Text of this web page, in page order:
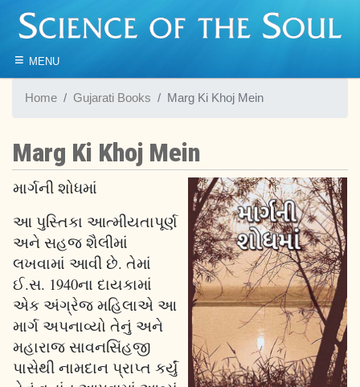
≡ MENU
Home Gujarati Books Marg Ki Khoj Mein
Marg Ki Khoj Mein
માર્ગની શોધમાં
આ પુસ્તિકા આત્મીયતાપૂર્ણ
અને સહજ શૈલીમાં
લખવામાં આવી છે. તેમાં
ઈ.સ. 1940ના દાયકામાં
એક અંગ્રેજ મહિલાએ આ
માર્ગ અપનાવ્યો તેનું અને
મહારાજ સાવનસિંહજી
પાસેથી નામદાન પ્રાપ્ત કર્યું